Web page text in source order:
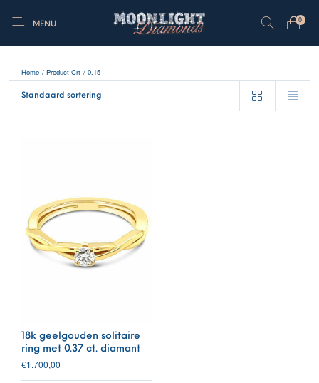
MENU
0
Home / Product Crt / 0.15
18k geelgouden solitaire
ring met 0.37 ct. diamant
€1.700,00